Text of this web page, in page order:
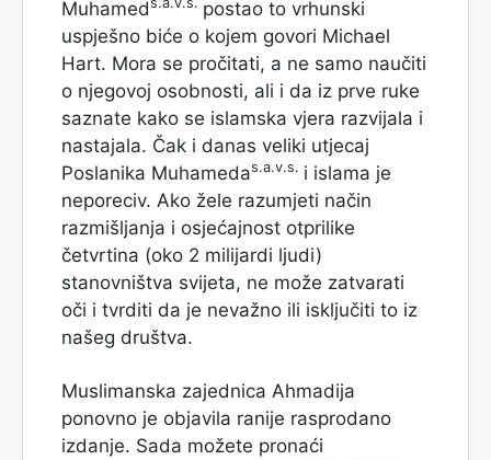
Muhamed
postao to vrhunski
uspješno biće o kojem govori Michael
Hart. Mora se pročitati, a ne samo naučiti
o njegovoj osobnosti, ali i da iz prve ruke
saznate kako se islamska vjera razvijala i
nastajala. Čak i danas veliki utjecaj
Poslanika Muhamedas.a.v.s. i islama je
neporeciv. Ako žele razumjeti način
razmišljanja i osjećajnost otprilike
četvrtina (oko 2 milijardi ljudi)
stanovništva svijeta, ne može zatvarati
oči i tvrditi da je nevažno ili isključiti to iz
našeg društva.
Muslimanska zajednica Ahmadija
ponovno je objavila ranije rasprodano
izdanje. Sada možete pronaći